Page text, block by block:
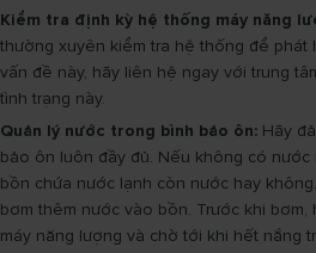
Kiểm tra định kỳ hệ thống máy năng
thường xuyên kiểm tra hệ thống để phát
vấn đề này, hãy liên hệ ngay với trung
tình trạng này.
Quản lý nước trong bình bảo ôn: Hãy
bảo ôn luôn đầy đủ. Nếu không có nước
bồn chứa nước lạnh còn nước hay
bơm thêm nước vào bồn. Trước khi
máy năng lượng và chờ tới khi hết nắng